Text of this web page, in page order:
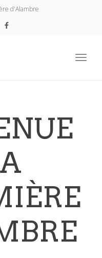
d'Alambre